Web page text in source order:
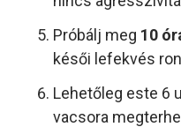
Próbálj meg 10
késői lefekvés
Lehetőleg este 6
vacsora